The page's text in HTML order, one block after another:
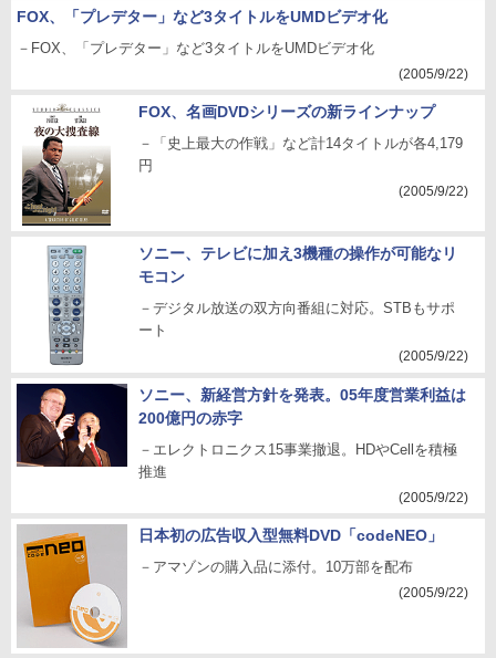
FOX、「プレデター」など3タイトルをUMDビデオ化
－FOX、「プレデター」など3タイトルをUMDビデオ化
(2005/9/22)
FOX、名画DVDシリーズの新ラインナップ
－「史上最大の作戦」など計14タイトルが各4,179
円
(2005/9/22)
ソニー、テレビに加え3機種の操作が可能なリ
モコン
－デジタル放送の双方向番組に対応。STBもサポ
ート
(2005/9/22)
ソニー、新経営方針を発表。05年度営業利益は
200億円の赤字
－エレクトロニクス15事業撤退。HDやCellを積極
推進
(2005/9/22)
日本初の広告収入型無料DVD「codeNEO」
－アマゾンの購入品に添付。10万部を配布
(2005/9/22)